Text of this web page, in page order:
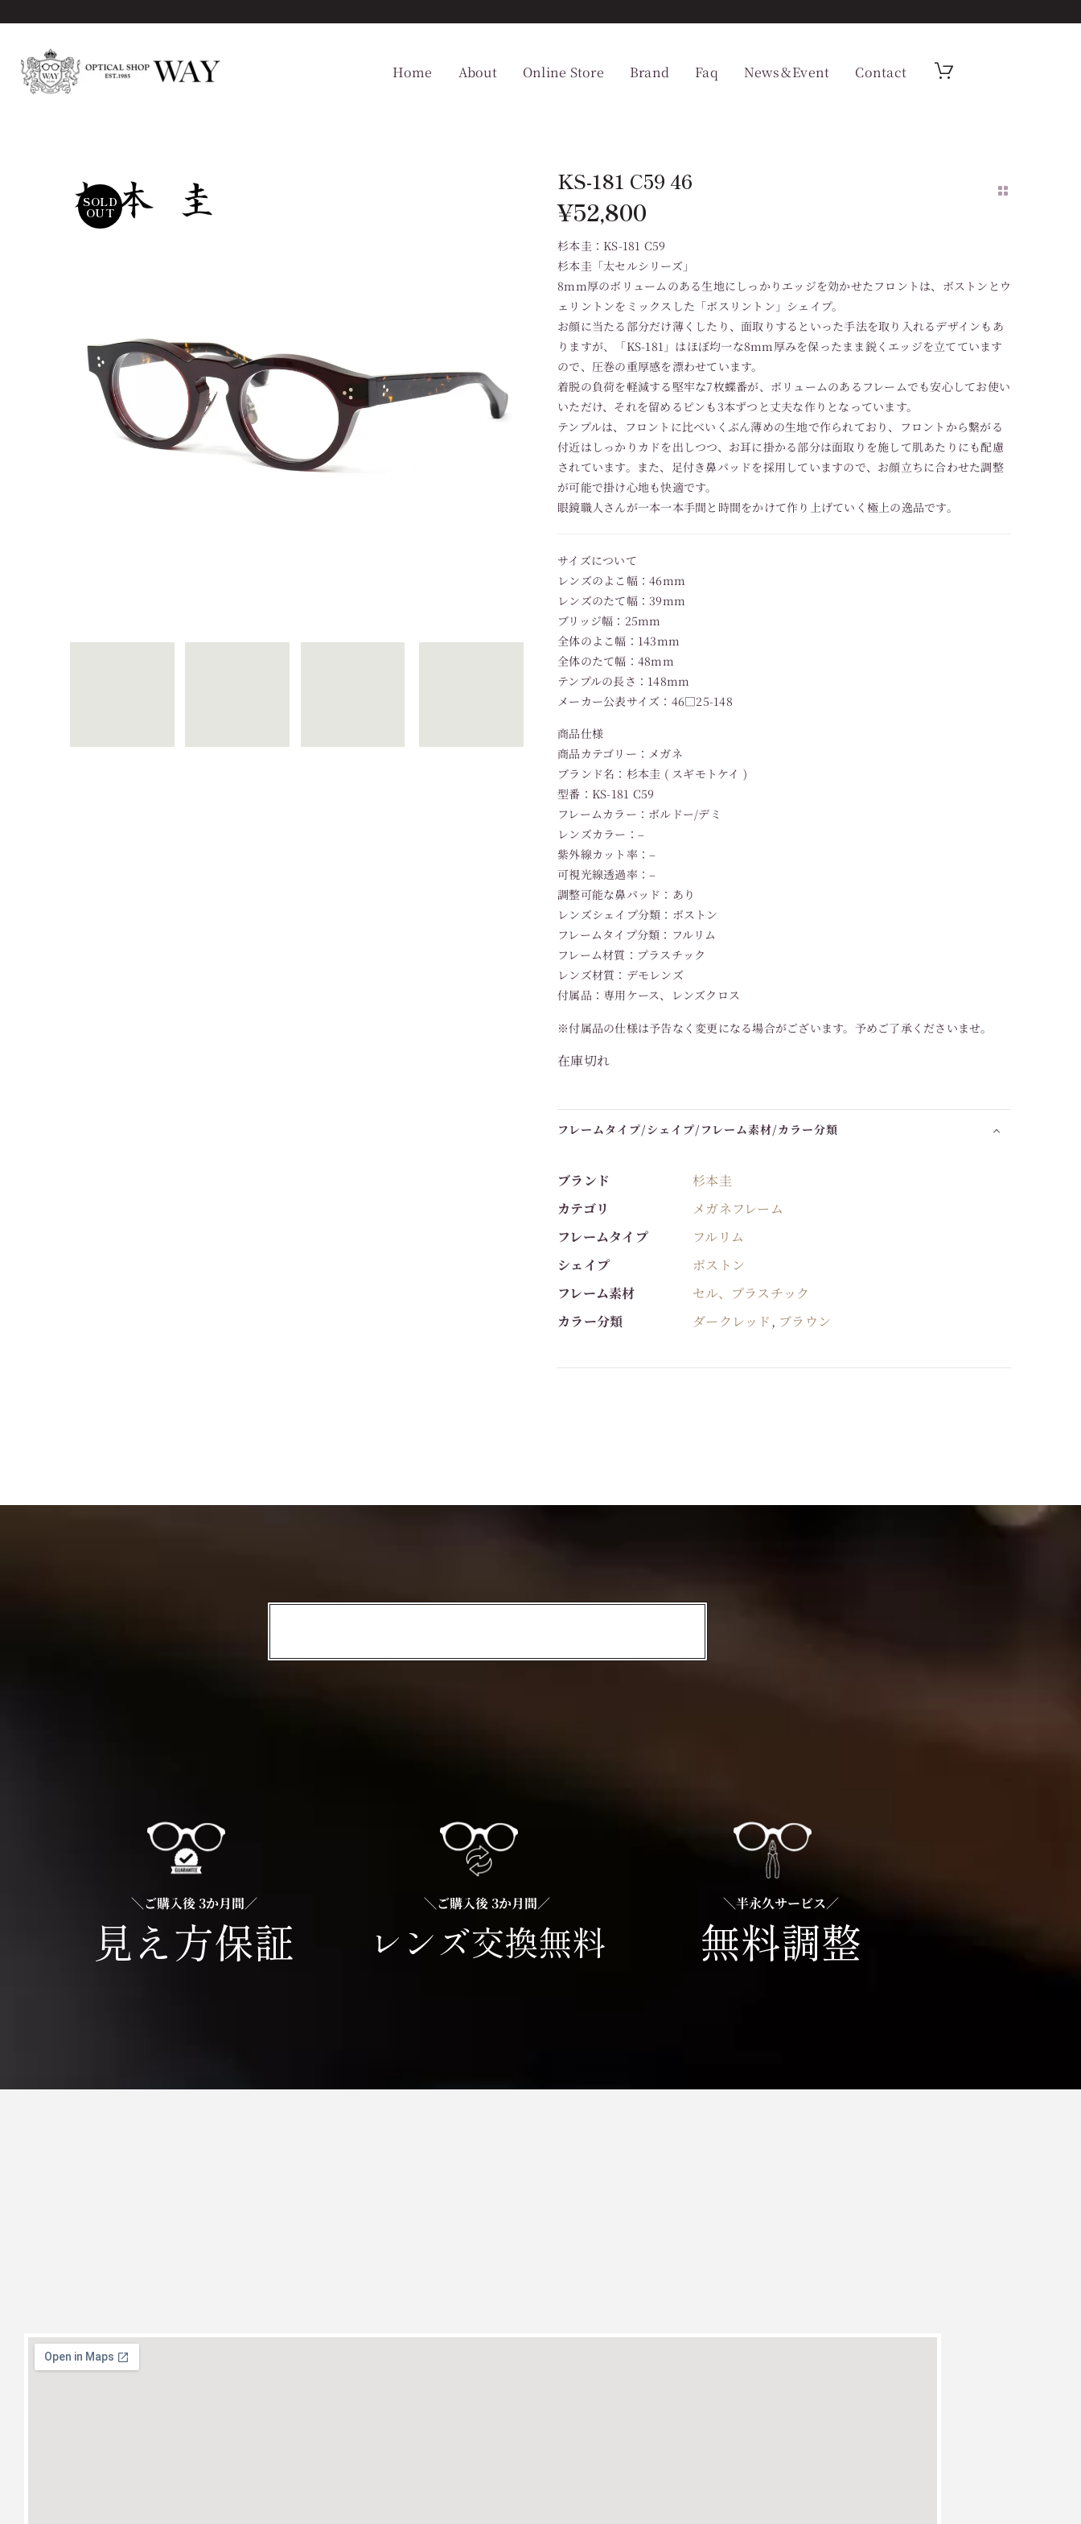
Home About Online Store Brand Faq News＆Event Contact
SOLD
OUT
KS-181 C59 46
¥52,800
杉本圭：KS-181 C59
杉本圭「太セルシリーズ」
8mm厚のボリュームのある生地にしっかりエッジを効かせたフロントは、ボストンとウ
ェリントンをミックスした「ボスリントン」シェイプ。
お顔に当たる部分だけ薄くしたり、面取りするといった手法を取り入れるデザインもあ
りますが、「KS-181」はほぼ均一な8mm厚みを保ったまま鋭くエッジを立てています
ので、圧巻の重厚感を漂わせています。
着脱の負荷を軽減する堅牢な7枚蝶番が、ボリュームのあるフレームでも安心してお使い
いただけ、それを留めるピンも3本ずつと丈夫な作りとなっています。
テンプルは、フロントに比べいくぶん薄めの生地で作られており、フロントから繋がる
付近はしっかりカドを出しつつ、お耳に掛かる部分は面取りを施して肌あたりにも配慮
されています。また、足付き鼻パッドを採用していますので、お顔立ちに合わせた調整
が可能で掛け心地も快適です。
眼鏡職人さんが一本一本手間と時間をかけて作り上げていく極上の逸品です。
サイズについて
レンズのよこ幅：46mm
レンズのたて幅：39mm
ブリッジ幅：25mm
全体のよこ幅：143mm
全体のたて幅：48mm
テンプルの長さ：148mm
メーカー公表サイズ：46□25-148
商品仕様
商品カテゴリー：メガネ
ブランド名：杉本圭 ( スギモトケイ )
型番：KS-181 C59
フレームカラー：ボルドー/デミ
レンズカラー：–
紫外線カット率：–
可視光線透過率：–
調整可能な鼻パッド：あり
レンズシェイプ分類：ボストン
フレームタイプ分類：フルリム
フレーム材質：プラスチック
レンズ材質：デモレンズ
付属品：専用ケース、レンズクロス
※付属品の仕様は予告なく変更になる場合がございます。予めご了承くださいませ。
在庫切れ
フレームタイプ/シェイプ/フレーム素材/カラー分類
ブランド
杉本圭
カテゴリ
メガネフレーム
フレームタイプ
フルリム
シェイプ
ボストン
フレーム素材
セル、プラスチック
カラー分類
ダークレッド, ブラウン
＼ご購入後 3か月間／
見え方保証
＼ご購入後 3か月間／
レンズ交換無料
＼半永久サービス／
無料調整